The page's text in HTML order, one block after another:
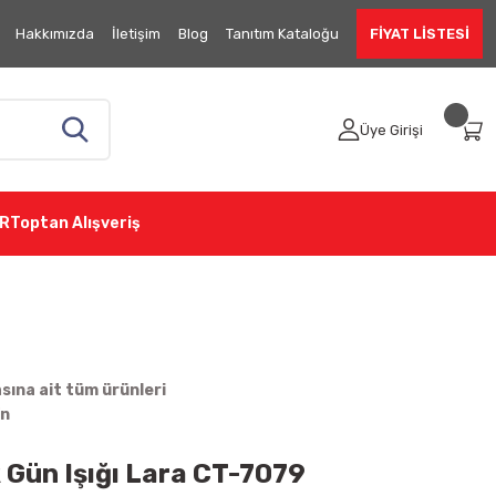
Hakkımızda İletişim Blog Tanıtım Kataloğu FİYAT LİSTESİ
Üye Girişi
Toptan Alışveriş
ait tüm ürünleri
Işığı Lara CT-7079